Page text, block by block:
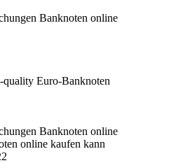
Banknoten online
Euro-Banknoten
Banknoten online
online kaufen kann